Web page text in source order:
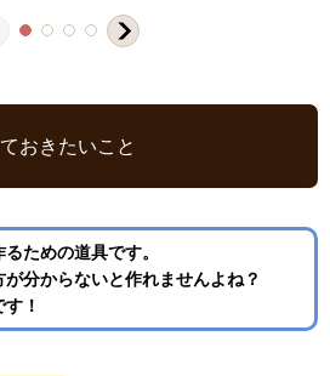
おきたいこと
ための道具です。
分からないと作れませんよね？
！